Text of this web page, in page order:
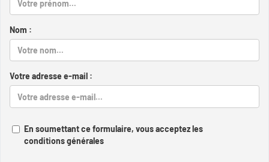
Nom :
Votre adresse e-mail :
En soumettant ce formulaire, vous acceptez les
conditions générales